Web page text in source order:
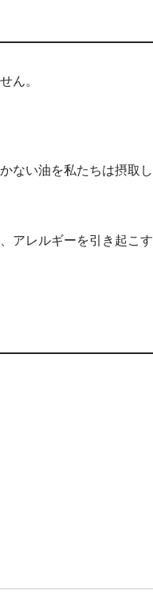
ん。
ない油を私たちは摂取し
アレルギーを引き起こす